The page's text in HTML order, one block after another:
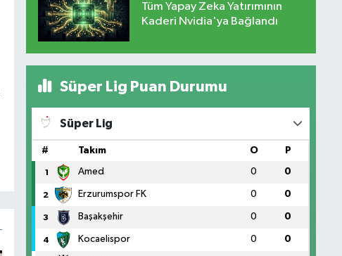
Tüm Yapay Zeka Yatırımının
Kaderi Nvidia'ya Bağlandı
Süper Lig Puan Durumu
Süper Lig
# Takım O P
1 Amed 0 0
2 Erzurumspor FK 0 0
3 Başakşehir 0 0
4 Kocaelispor 0 0